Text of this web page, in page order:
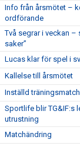
Info från årsmötet –
ordförande
Två segrar i veckan –
saker”
Lucas klar för spel i
Kallelse till årsmötet
Inställd träningsmatch
Sportlife blir TG&IF:s
utrustning
Matchändring